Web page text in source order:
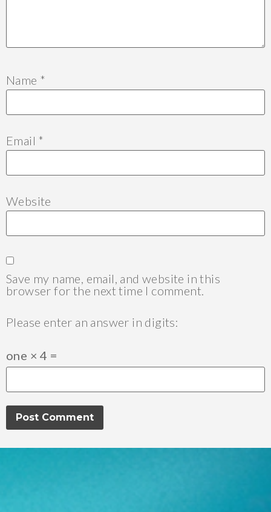
Name *
Email *
Website
Save my name, email, and website in this
browser for the next time I comment.
Please enter an answer in digits:
one × 4 =